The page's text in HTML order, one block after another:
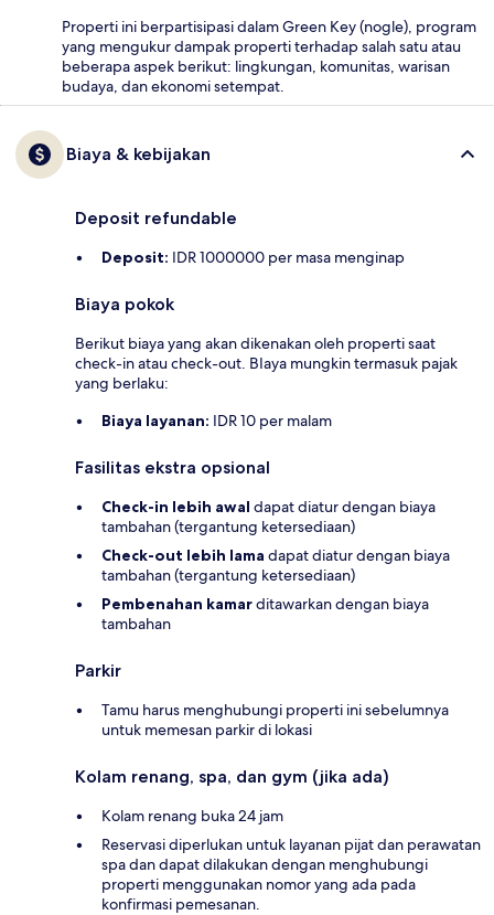
Properti ini berpartisipasi dalam Green Key (nogle), program
yang mengukur dampak properti terhadap salah satu atau
beberapa aspek berikut: lingkungan, komunitas, warisan
budaya, dan ekonomi setempat.
Biaya & kebijakan
Deposit refundable
Deposit: IDR 1000000 per masa menginap
Biaya pokok
Berikut biaya yang akan dikenakan oleh properti saat
check-in atau check-out. BIaya mungkin termasuk pajak
yang berlaku:
Biaya layanan: IDR 10 per malam
Fasilitas ekstra opsional
Check-in lebih awal dapat diatur dengan biaya
tambahan (tergantung ketersediaan)
Check-out lebih lama dapat diatur dengan biaya
tambahan (tergantung ketersediaan)
Pembenahan kamarditawarkan dengan biaya
tambahan
Parkir
Tamu harus menghubungi properti ini sebelumnya
untuk memesan parkir di lokasi
Kolam renang, spa, dan gym (jika ada)
Kolam renang buka 24 jam
Reservasi diperlukan untuk layanan pijat dan perawatan
spa dan dapat dilakukan dengan menghubungi
properti menggunakan nomor yang ada pada
konfirmasi pemesanan.